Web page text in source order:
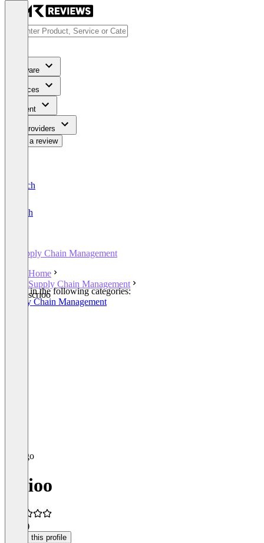
Software
Services
Content
For Providers
Write a review
Deutsch
English
Supply Chain Management
Home
Supply Chain Management
scrioo
Listed in the following categories:
Supply Chain Management
scrioo
(1)
Claim this profile